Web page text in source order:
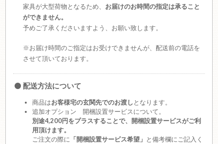
家具が大型荷物となるため、 お届けのお時間の指定は承ること
ができません。
予めご了承くださいますよう、お願い致します。
※お届け時間のご指定はお受けできませんが、配送前の電話を
させて頂いております。
配送方法について
商品はお客様宅の玄関先でのお渡しとなります。
追加オプション 開梱設置サービスについて。
別途4,200円をプラスすることで、開梱設置サービスがご利
用頂けます。
ご注文の際に 「開梱設置サービス希望」 と備考欄にご記入く